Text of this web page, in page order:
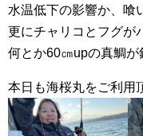
水温低下の影響か、喰
更にチャリコとフグが
何とか60㎝upの真鯛が
本日も海桜丸をご利用